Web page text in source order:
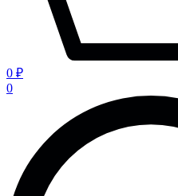
0 ₽
0